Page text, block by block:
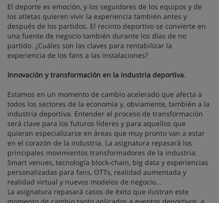
El deporte es emoción, y los seguidores de los equipos y de
los atletas quieren vivir la experiencia también antes y
después de los partidos. El recinto deportivo se convierte en
una fuente de negocio también durante los días de no
partido. ¿Cuáles son las claves para rentabilizar la
experiencia de los fans a las instalaciones?
Innovación y transformación en la industria deportiva.
Estamos en un momento de cambio acelerado que afecta a
todos los sectores de la economía y, obviamente, también a la
industria deportiva. Entender el proceso de transformación
será clave para los futuros líderes y para aquellos que
quieran especializarse en áreas que muy pronto van a estar
en el corazón de la industria. La asignatura repasará los
principales movimientos transformadores de la industria:
Smart venues, tecnología block-chain, big data y experiencias
personalizadas para fans, OTTs, realidad aumentada y
realidad virtual y nuevos modelos de negocio...
La asignatura repasará casos de éxito que ilustran este